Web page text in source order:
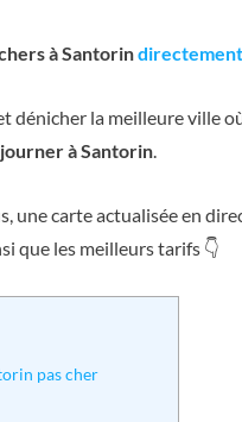
à Santorin
dénicher la meilleure ville
à Santorin.
une carte actualisée en
que les meilleurs tarifs 👇
pas cher